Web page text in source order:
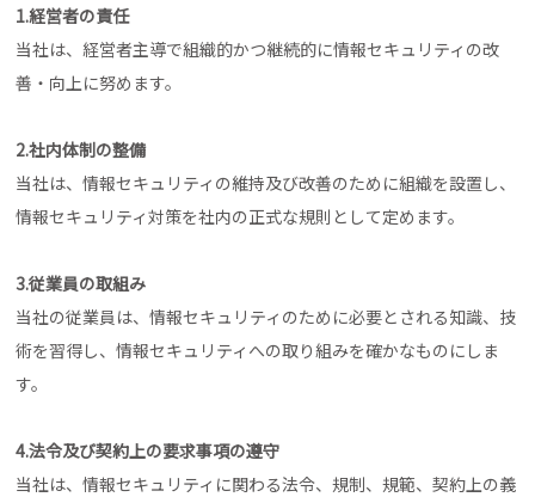
1.経営者の責任
当社は、経営者主導で組織的かつ継続的に情報セキュリティの改
善・向上に努めます。
2.社内体制の整備
当社は、情報セキュリティの維持及び改善のために組織を設置し、
情報セキュリティ対策を社内の正式な規則として定めます。
3.従業員の取組み
当社の従業員は、情報セキュリティのために必要とされる知識、技
術を習得し、情報セキュリティへの取り組みを確かなものにしま
す。
4.法令及び契約上の要求事項の遵守
当社は、情報セキュリティに関わる法令、規制、規範、契約上の義